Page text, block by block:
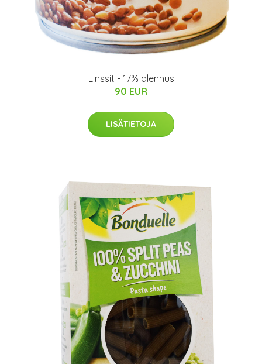
Linssit - 17% alennus
90 EUR
LISÄTIETOJA